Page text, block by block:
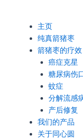
主页
纯真箭猪枣
箭猪枣的疗效
癌症克星
糖尿病伤
蚊症
分解流感
产后修复
我们的产品
关于同心圆